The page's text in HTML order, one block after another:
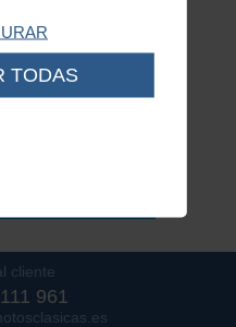
cliente
961
TODAS